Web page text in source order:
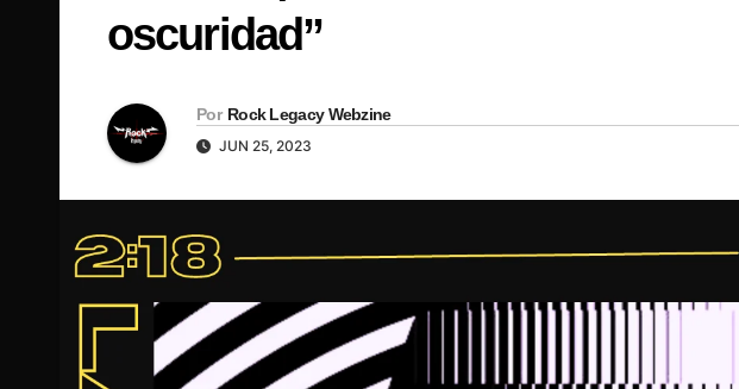
oscuridad”
Por Rock Legacy Webzine
JUN 25, 2023